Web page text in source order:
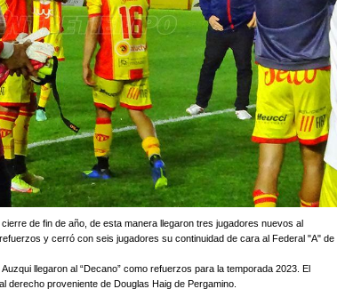
de fin de año, de esta manera llegaron tres jugadores nuevos al
y cerró con seis jugadores su continuidad de cara al Federal "A" de
llegaron al “Decano” como refuerzos para la temporada 2023. El
derecho proveniente de Douglas Haig de Pergamino.